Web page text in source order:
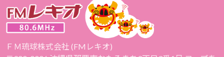
ＦＭ琉球株式会社 (FMレキオ)